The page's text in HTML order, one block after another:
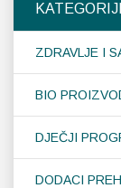
ZDRAVLJE I
BIO
DJEČJI
DODACI